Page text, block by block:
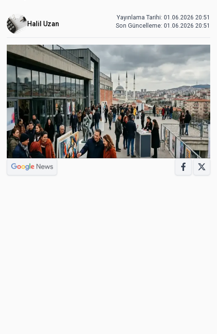
Halil Uzan
Yayınlama Tarihi: 01.06.2026 20:51
Son Güncelleme: 01.06.2026 20:51